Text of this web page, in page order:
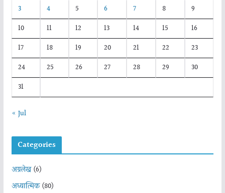
3
4 5 6 7 8
9
10
11 12 13 14 15
16
17
18 19 20 21 22
23
24
25 26 27 28 29
30
31
« Jul
Categories
अग्रलेख(6)
अध्यात्मिक(80)